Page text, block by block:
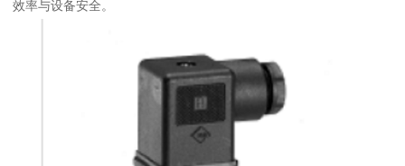
效率与设备安全。